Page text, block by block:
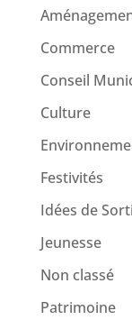
Commerce
Conseil
Culture
Festivités
Idées de
Jeunesse
Non classé
Patrimoine